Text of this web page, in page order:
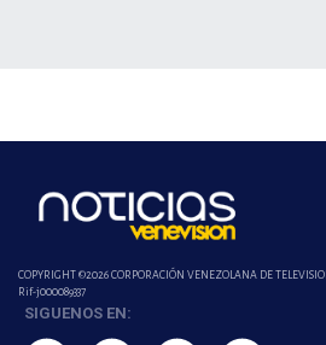
COPYRIGHT ©2026 CORPORACIÓN VENEZOLANA DE
Rif-j000089337
SIGUENOS EN: